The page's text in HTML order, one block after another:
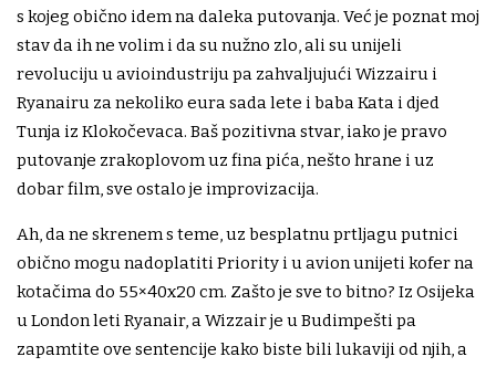
s kojeg obično idem na daleka putovanja. Već je poznat moj
stav da ih ne volim i da su nužno zlo, ali su unijeli
revoluciju u avioindustriju pa zahvaljujući Wizzairu i
Ryanairu za nekoliko eura sada lete i baba Kata i djed
Tunja iz Klokočevaca. Baš pozitivna stvar, iako je pravo
putovanje zrakoplovom uz fina pića, nešto hrane i uz
dobar film, sve ostalo je improvizacija.
Ah, da ne skrenem s teme, uz besplatnu prtljagu putnici
obično mogu nadoplatiti Priority i u avion unijeti kofer na
kotačima do 55×40x20 cm. Zašto je sve to bitno? Iz Osijeka
u London leti Ryanair, a Wizzair je u Budimpešti pa
zapamtite ove sentencije kako biste bili lukaviji od njih, a